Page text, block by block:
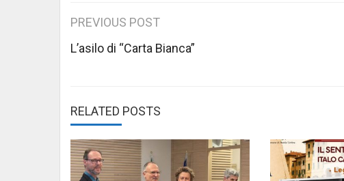
Post
navigation
PREVIOUS POST
L’asilo di “Carta Bianca”
RELATED POSTS